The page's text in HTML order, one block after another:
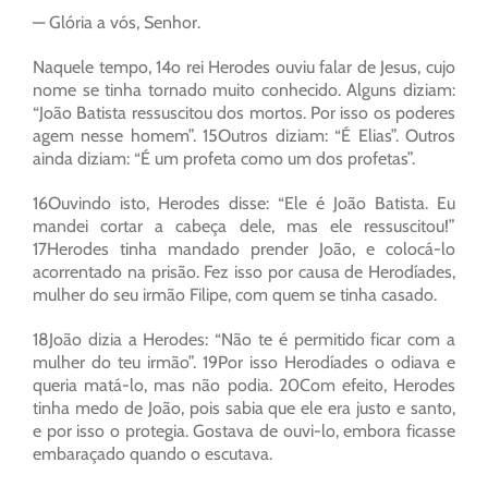
— Glória a vós, Senhor.
Naquele tempo, 14o rei Herodes ouviu falar de Jesus, cujo
nome se tinha tornado muito conhecido. Alguns diziam:
“João Batista ressuscitou dos mortos. Por isso os poderes
agem nesse homem”. 15Outros diziam: “É Elias”. Outros
ainda diziam: “É um profeta como um dos profetas”.
16Ouvindo isto, Herodes disse: “Ele é João Batista. Eu
mandei cortar a cabeça dele, mas ele ressuscitou!”
17Herodes tinha mandado prender João, e colocá-lo
acorrentado na prisão. Fez isso por causa de Herodíades,
mulher do seu irmão Filipe, com quem se tinha casado.
18João dizia a Herodes: “Não te é permitido ficar com a
mulher do teu irmão”. 19Por isso Herodíades o odiava e
queria matá-lo, mas não podia. 20Com efeito, Herodes
tinha medo de João, pois sabia que ele era justo e santo,
e por isso o protegia. Gostava de ouvi-lo, embora ficasse
embaraçado quando o escutava.